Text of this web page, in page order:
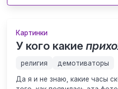
Картинки
У кого какие
религия демотиваторы
Да я и не знаю, какие часы